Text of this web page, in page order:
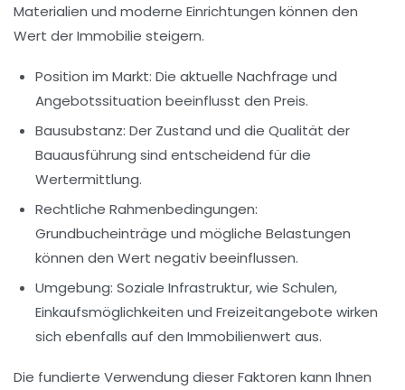
Materialien und moderne Einrichtungen können den
Wert der Immobilie steigern.
Position im Markt: Die aktuelle Nachfrage und
Angebotssituation beeinflusst den Preis.
Bausubstanz: Der Zustand und die Qualität der
Bauausführung sind entscheidend für die
Wertermittlung.
Rechtliche Rahmenbedingungen:
Grundbucheinträge und mögliche Belastungen
können den Wert negativ beeinflussen.
Umgebung: Soziale Infrastruktur, wie Schulen,
Einkaufsmöglichkeiten und Freizeitangebote wirken
sich ebenfalls auf den Immobilienwert aus.
Die fundierte Verwendung dieser Faktoren kann Ihnen